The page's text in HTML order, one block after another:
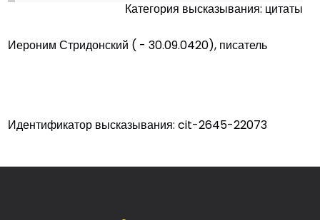
Категория высказывания: цитаты
Иероним Стридонский ( - 30.09.0420), писатель
Идентификатор высказывания: cit-2645-22073